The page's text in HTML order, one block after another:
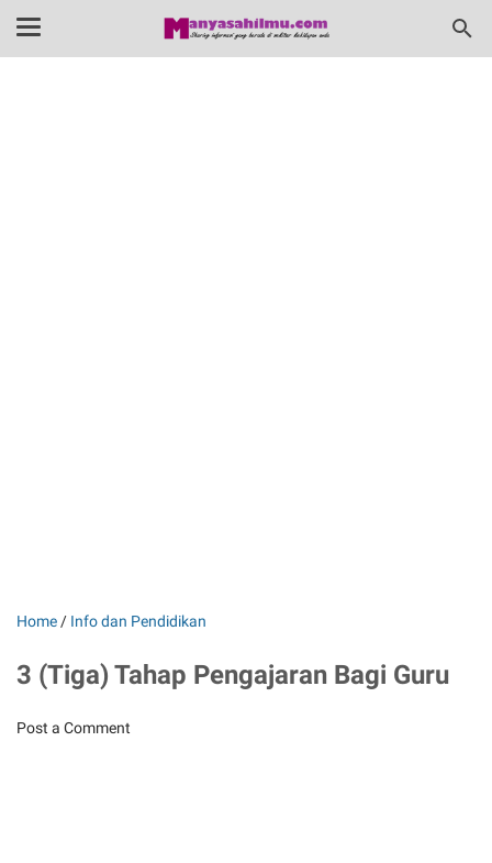
Home / Info dan Pendidikan
3 (Tiga) Tahap Pengajaran Bagi Guru
Post a Comment